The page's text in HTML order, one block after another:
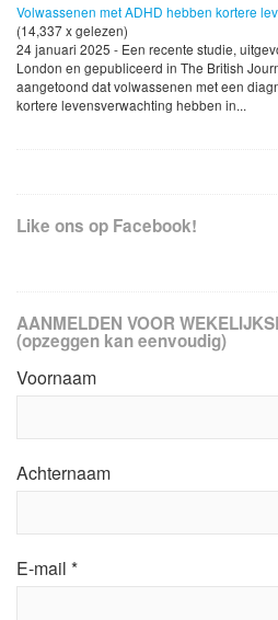
Volwassenen met ADHD hebben kortere
(14,337 x gelezen)
24 januari 2025 - Een recente studie,
London en gepubliceerd in The British
aangetoond dat volwassenen met een
kortere levensverwachting hebben in...
Like ons op Facebook!
AANMELDEN VOOR
(opzeggen kan eenvoudig)
Voornaam
Achternaam
E-mail *